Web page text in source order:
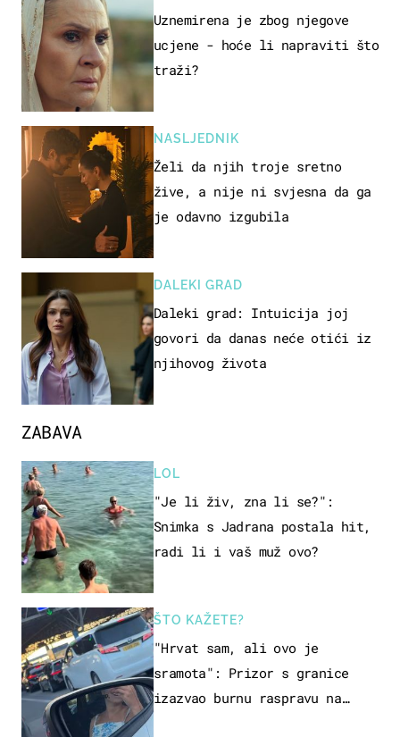
ZABAVA
LOL
"Je li živ, zna li se?":
Snimka s Jadrana postala hit,
radi li i vaš muž ovo?
ŠTO KAŽETE?
"Hrvat sam, ali ovo je
sramota": Prizor s granice
izazvao burnu raspravu na
Uznemirena je zbog njegove
ucjene - hoće li napraviti što
traži?
NASLJEDNIK
Želi da njih troje sretno
žive, a nije ni svjesna da ga
je odavno izgubila
DALEKI GRAD
Daleki grad: Intuicija joj
govori da danas neće otići iz
njihovog života